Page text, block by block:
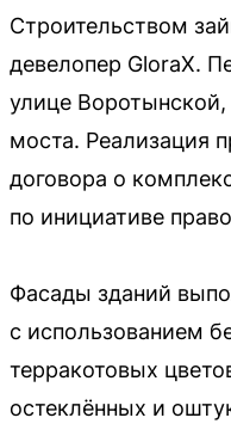
Строительством
девелопер GloraX.
улице
моста. Реализация
договора о
по инициативе
Фасады зданий
с использованием
терракотовых
остеклённых и